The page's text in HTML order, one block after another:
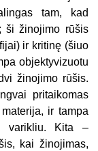
tam, kad
ši žinojimo rūšis
ir kritinę (šiuo
objektyvizuotu
žinojimo rūšis.
pritaikomas
ir tampa
varikliu. Kita –
kai žinojimas,